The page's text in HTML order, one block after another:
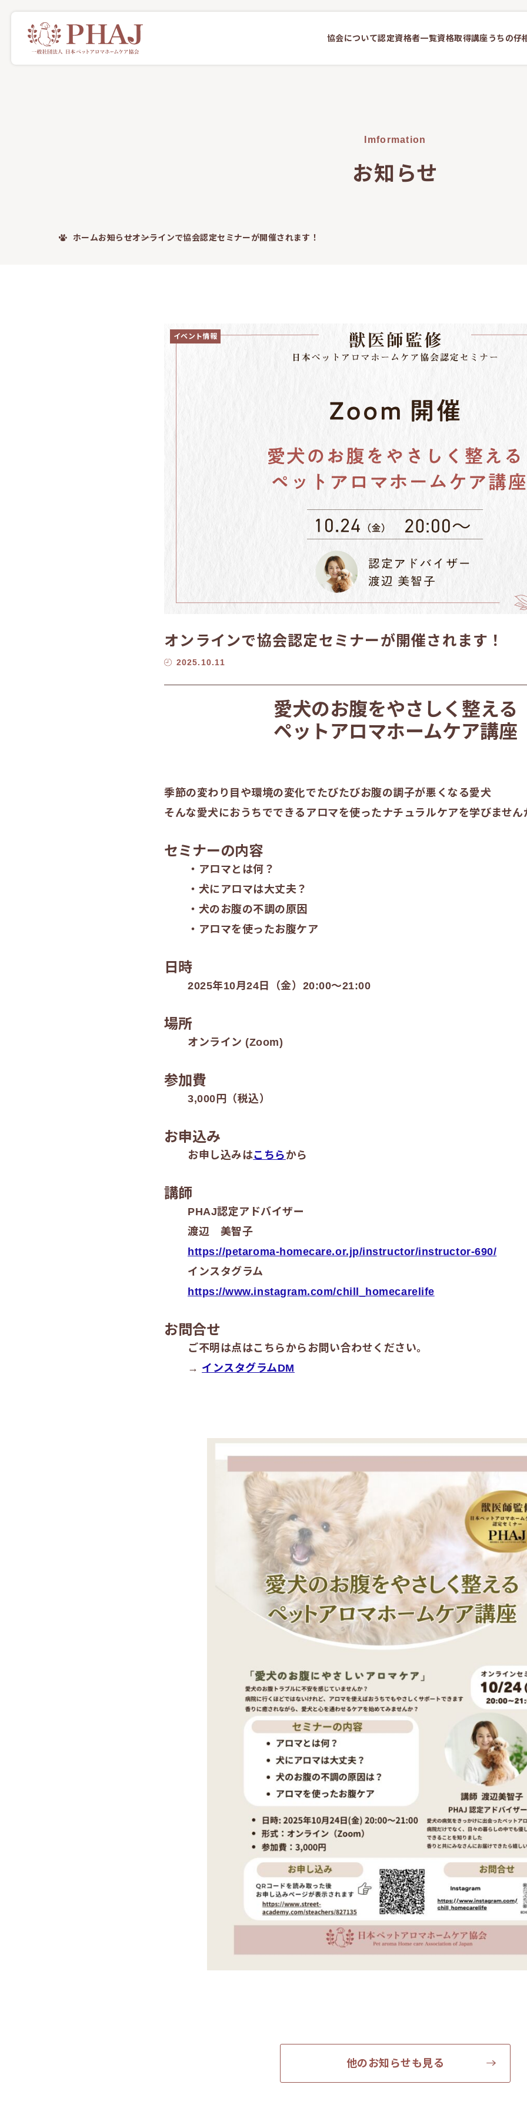
協会について認定資格者一覧資格取得講座うちの仔
Imformation
お知らせ
ホームお知らせオンラインで協会認定セミナーが開催されます！
イベント情報
オンラインで協会認定セミナーが開催されます！
2025.10.11
愛犬のお腹をやさしく整える
ペットアロマホームケア講座
季節の変わり目や環境の変化でたびたびお腹の調子が悪くなる愛犬
そんな愛犬におうちでできるアロマを使ったナチュラルケアを学びません
セミナーの内容
・アロマとは何？
・犬にアロマは大丈夫？
・犬のお腹の不調の原因
・アロマを使ったお腹ケア
日時
2025年10月24日（金）20:00～21:00
場所
オンライン (Zoom)
参加費
3,000円（税込）
お申込み
お申し込みはこちら から
講師
PHAJ認定アドバイザー
渡辺 美智子
https://petaroma-homecare.or.jp/instructor/instructor-690/
インスタグラム
https://www.instagram.com/chill_homecarelife
お問合せ
ご不明は点はこちらからお問い合わせください。
→ インスタグラムDM
他のお知らせも見る